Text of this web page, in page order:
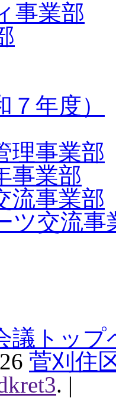
事業部
年度）
理事業部
事業部
流事業部
ツ交流事
議トップ
菅刈住
. |